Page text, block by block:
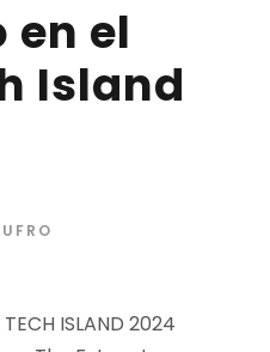
en el
Island
ISLAND 2024